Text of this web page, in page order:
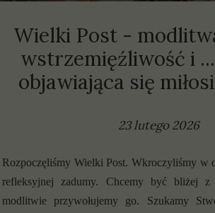
Wielki Post -
wstrzemięźliwość i
objawiająca się
23 lutego 2026
Rozpoczęliśmy Wielki Post. Wkroczyliśmy w
refleksyjnej zadumy. Chcemy być bliżej
modlitwie przywołujemy go. Szukamy